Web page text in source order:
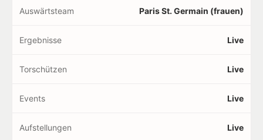
Auswärtsteam Paris St. Germain (frauen)
Ergebnisse Live
Torschützen Live
Events Live
Aufstellungen Live